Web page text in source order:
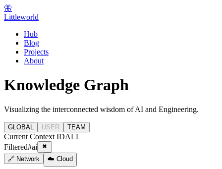
🦋
Littleworld
Hub
Blog
Projects
About
Knowledge Graph
Visualizing the interconnected wisdom of AI and Engineering.
GLOBAL USER TEAM
Current Context IDALL
Filtered#ai
🔗 Network ☁️ Cloud